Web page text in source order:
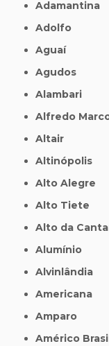
Adamantina
Adolfo
Aguaí
Agudos
Alambari
Alfredo
Altair
Altinópolis
Alto Alegre
Alto Tiete
Alto da
Alumínio
Alvinlândia
Americana
Amparo
Américo